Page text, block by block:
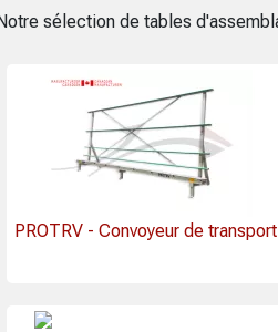
Notre sélection de tables
PROTRV - Convoyeur de transport